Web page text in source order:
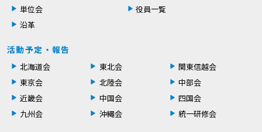
単位会
役員一覧
沿革
活動予定・報告
北海道会 東北会
関東信越会
東京会
北陸会
中部会
近畿会
中国会
四国会
九州会
沖縄会 統一研修会